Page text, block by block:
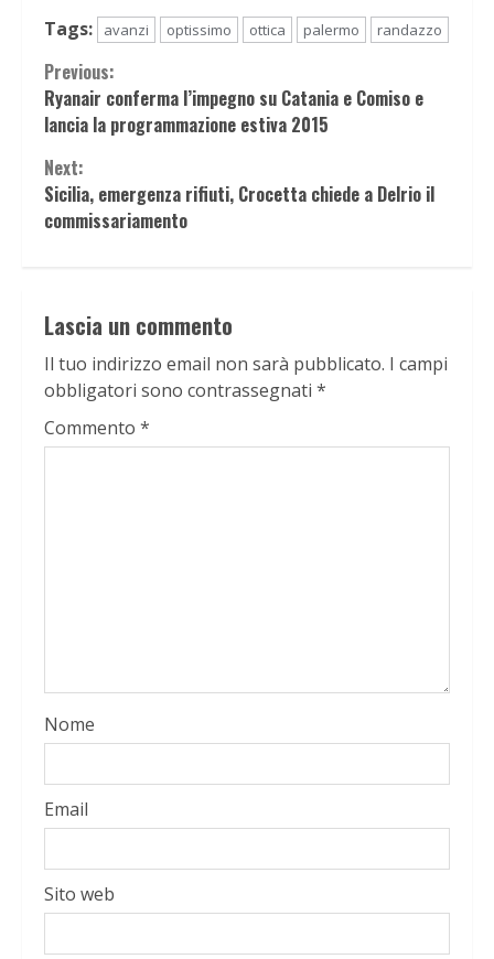
Tags:
avanzi optissimo ottica palermo randazzo
Continue
Reading
Previous:
Ryanair conferma l’impegno su Catania e Comiso e
lancia la programmazione estiva 2015
Next:
Sicilia, emergenza rifiuti, Crocetta chiede a Delrio il
commissariamento
Lascia un commento
Il tuo indirizzo email non sarà pubblicato. I campi
obbligatori sono contrassegnati *
Commento *
Nome
Email
Sito web